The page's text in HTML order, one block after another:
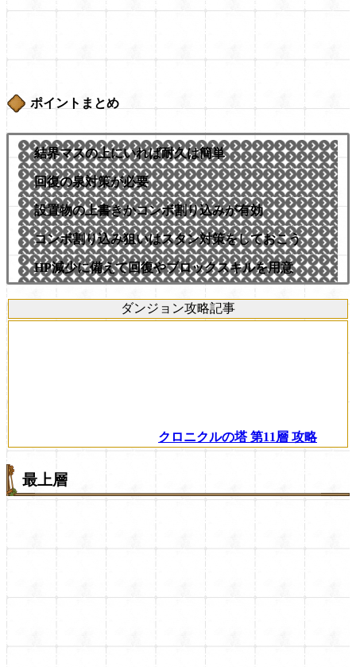
ポイントまとめ
結界マスの上にいれば耐久は簡単
回復の泉対策が必要
設置物の上書きかコンボ割り込みが有効
コンボ割り込み狙いはスタン対策をしておこう
HP減少に備えて回復やブロックスキルを用意
ダンジョン攻略記事
クロニクルの塔 第11層 攻略
最上層